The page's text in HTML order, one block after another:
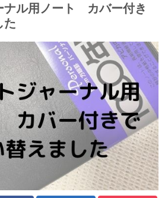
ナル用ノート カバー付き
た